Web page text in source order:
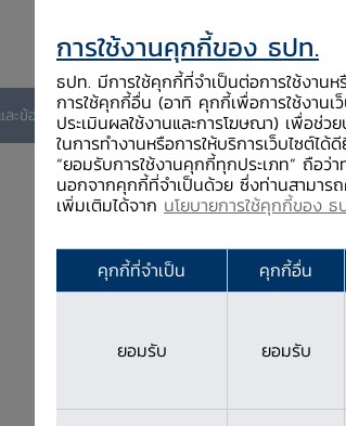
ะข้อมูลเผยแพร่ บริการจาก ธปท. นวัตกรรมภาคก
เกี่ยวกับ ธปท. ติดต่อเรา ช่วยเหลือ / ร้
าคด้วย DATA
ย DATA
การใช้งานคุกกี้ของ ธปท.
ธปท. มีการใช้คุกกี้ที่จำเป็นต่อการใช้งานห
การใช้คุกกี้อื่น (อาทิ คุกกี้เพื่อการใช้งานเ
ประเมินผลใช้งานและการโฆษณา) เพื่อช่
ในการทำงานหรือการให้บริการเว็บไซต์ไ
“ยอมรับการใช้งานคุกกี้ทุกประเภท” ถือว่
นอกจากคุกกี้ที่จำเป็นด้วย ซึ่งท่านสามาร
เพิ่มเติมได้จาก นโยบายการใช้คุกกี้ของ ธ
คุกกี้ที่จำเป็น คุกกี้อื่น
ยอมรับ ยอมรับ